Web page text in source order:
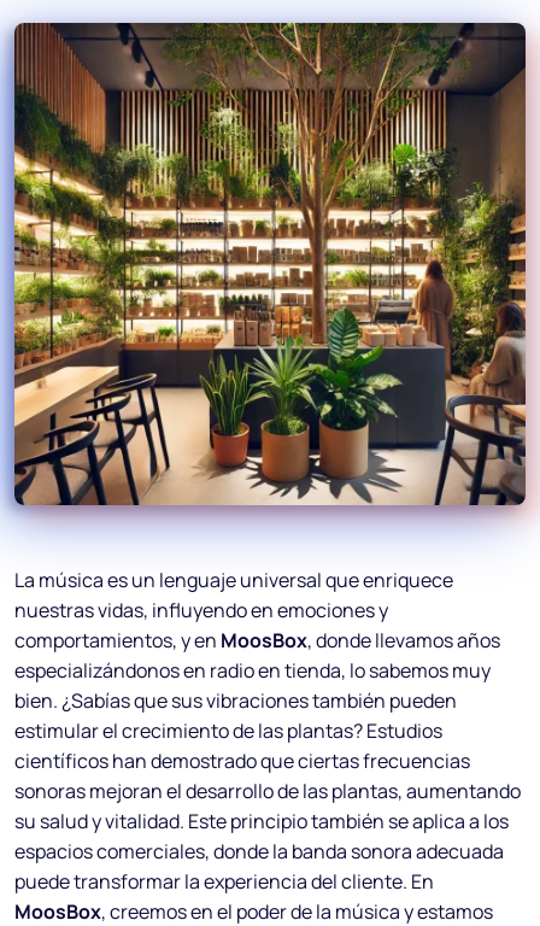
La música es un lenguaje universal que enriquece
nuestras vidas, influyendo en emociones y
comportamientos, y en MoosBox, donde llevamos años
especializándonos en radio en tienda, lo sabemos muy
bien. ¿Sabías que sus vibraciones también pueden
estimular el crecimiento de las plantas? Estudios
científicos han demostrado que ciertas frecuencias
sonoras mejoran el desarrollo de las plantas, aumentando
su salud y vitalidad. Este principio también se aplica a los
espacios comerciales, donde la banda sonora adecuada
puede transformar la experiencia del cliente. En
MoosBox, creemos en el poder de la música y estamos